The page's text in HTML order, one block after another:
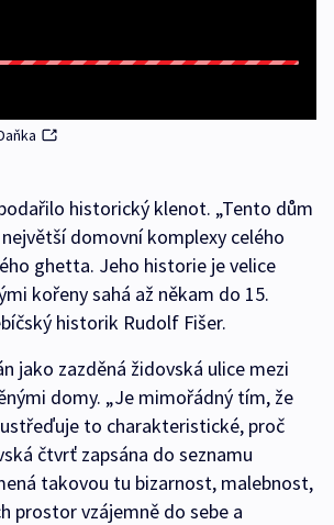
historický klenot. „Tento dům
domovní komplexy celého
ghetta. Jeho historie je velice
kořeny sahá až někam do 15.
historik Rudolf Fišer.
jako zazděná židovská ulice mezi
domy. „Je mimořádný tím, že
to charakteristické, proč
čtvrť zapsána do seznamu
takovou tu bizarnost, malebnost,
prostor vzájemně do sebe a